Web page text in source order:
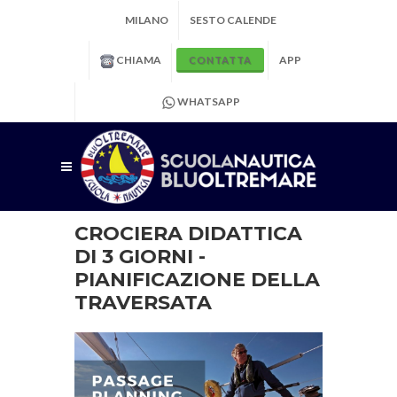
MILANO SESTO CALENDE
CHIAMA CONTATTA APP
WHATSAPP
CROCIERA DIDATTICA
DI 3 GIORNI -
PIANIFICAZIONE DELLA
TRAVERSATA